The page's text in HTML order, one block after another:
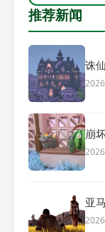
推荐新闻
诛
崩
亚